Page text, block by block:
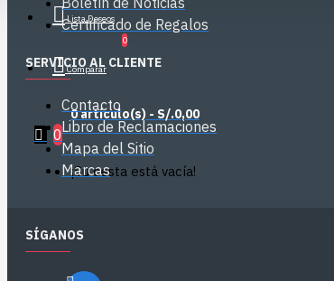
Lista Deseos
Comparar
0
0 artículo(s) - S/.0,00
0
¡Su cesta está vacía!
Certificado de Regalos
SERVICIO AL CLIENTE
Contacto
Libro de Reclamaciones
Mapa del Sitio
Marcas
SÍGANOS